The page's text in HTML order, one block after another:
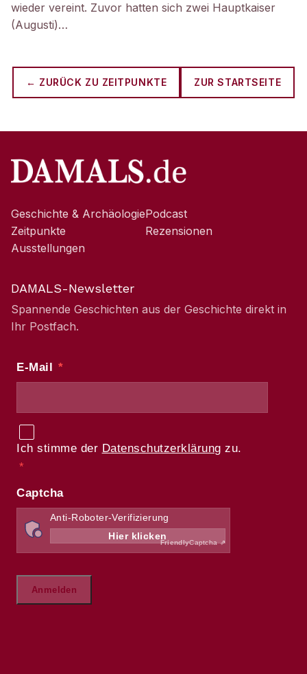
wieder vereint. Zuvor hatten sich zwei Hauptkaiser
(Augusti)…
← ZURÜCK ZU ZEITPUNKTE ZUR STARTSEITE
Geschichte & Archäologie
Zeitpunkte
Ausstellungen
Podcast
Rezensionen
DAMALS-Newsletter
Spannende Geschichten aus der Geschichte direkt in
Ihr Postfach.